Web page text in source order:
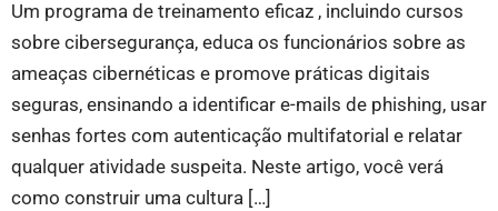
Um programa de treinamento eficaz , incluindo cursos
sobre cibersegurança, educa os funcionários sobre as
ameaças cibernéticas e promove práticas digitais
seguras, ensinando a identificar e-mails de phishing, usar
senhas fortes com autenticação multifatorial e relatar
qualquer atividade suspeita. Neste artigo, você verá
como construir uma cultura […]